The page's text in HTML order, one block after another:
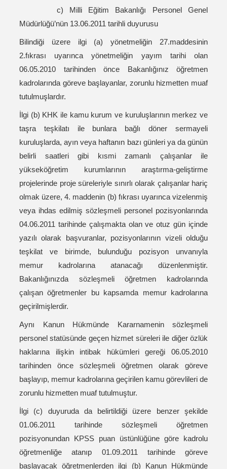
c) Milli Eğitim Bakanlığı Personel Genel
Müdürlüğü’nün 13.06.2011 tarihli duyurusu
Bilindiği üzere ilgi (a) yönetmeliğin 27.maddesinin
2.fıkrası uyarınca yönetmeliğin yayım tarihi olan
06.05.2010 tarihinden önce Bakanlığınız öğretmen
kadrolarında göreve başlayanlar, zorunlu hizmetten muaf
tutulmuşlardır.
İlgi (b) KHK ile kamu kurum ve kuruluşlarının merkez ve
taşra teşkilatı ile bunlara bağlı döner sermayeli
kuruluşlarda, ayın veya haftanın bazı günleri ya da günün
belirli saatleri gibi kısmi zamanlı çalışanlar ile
yükseköğretim kurumlarının araştırma-geliştirme
projelerinde proje süreleriyle sınırlı olarak çalışanlar hariç
olmak üzere, 4. maddenin (b) fıkrası uyarınca vizelenmiş
veya ihdas edilmiş sözleşmeli personel pozisyonlarında
04.06.2011 tarihinde çalışmakta olan ve otuz gün içinde
yazılı olarak başvuranlar, pozisyonlarının vizeli olduğu
teşkilat ve birimde, bulunduğu pozisyon unvanıyla
memur kadrolarına atanacağı düzenlenmiştir.
Bakanlığınızda sözleşmeli öğretmen kadrolarında
çalışan öğretmenler bu kapsamda memur kadrolarına
geçirilmişlerdir.
Aynı Kanun Hükmünde Kararnamenin sözleşmeli
personel statüsünde geçen hizmet süreleri ile diğer özlük
haklarına ilişkin intibak hükümleri gereği 06.05.2010
tarihinden önce sözleşmeli öğretmen olarak göreve
başlayıp, memur kadrolarına geçirilen kamu görevlileri de
zorunlu hizmetten muaf tutulmuştur.
İlgi (c) duyuruda da belirtildiği üzere benzer şekilde
01.06.2011 tarihinde sözleşmeli öğretmen
pozisyonundan KPSS puan üstünlüğüne göre kadrolu
öğretmenliğe atanıp 01.09.2011 tarihinde göreve
başlayacak öğretmenlerden ilgi (b) Kanun Hükmünde